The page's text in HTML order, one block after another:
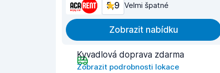
5,9 Velmi špatné
Zobrazit nabídku
Kyvadlová doprava zdarma
Zobrazit podrobnosti lokace